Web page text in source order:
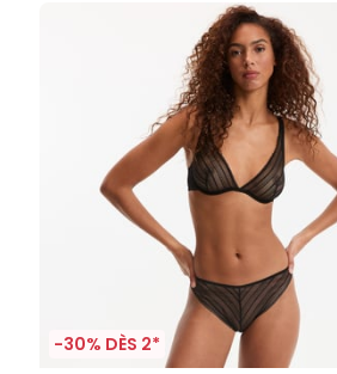
-30% DÈS 2*